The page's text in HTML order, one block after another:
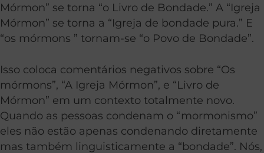
Mórmon” se torna “o Livro de Bondade.” A “Igreja
Mórmon” se torna a “Igreja de bondade pura.” E
“os mórmons ” tornam-se “o Povo de Bondade”.
Isso coloca comentários negativos sobre “Os
mórmons”, “A Igreja Mórmon”, e “Livro de
Mórmon” em um contexto totalmente novo.
Quando as pessoas condenam o “mormonismo”
eles não estão apenas condenando diretamente
mas também linguisticamente a “bondade”. Nós,